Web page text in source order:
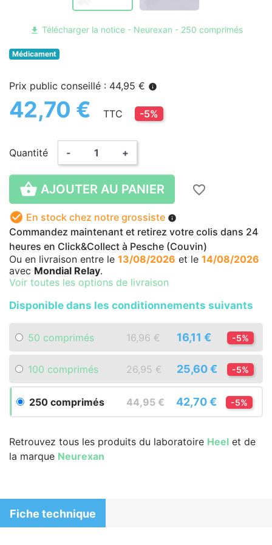
file_download Télécharger la notice - Neurexan - 250 comprimés
Médicament
Prix public conseillé : 44,95 € info
42,70 € TTC -5%
Quantité - +
 AJOUTER AU PANIER
favorite_border
 En stock chez notre grossiste info
Commandez maintenant et retirez votre colis dans 24
heures en Click&Collect à Pesche (Couvin)
Ou en livraison entre le 13/08/2026 et le 14/08/2026
avec Mondial Relay.
Voir toutes les options de livraison
Disponible dans les conditionnements suivants
50 comprimés 16,96 € 16,11 € -5%
100 comprimés 26,95 € 25,60 € -5%
250 comprimés 44,95 € 42,70 € -5%
Retrouvez tous les produits du laboratoire Heel et de
la marque Neurexan
Fiche technique